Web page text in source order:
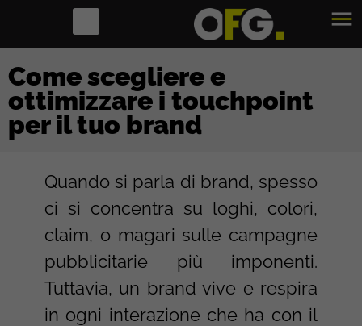
Come scegliere e
ottimizzare i touchpoint
per il tuo brand
Quando si parla di brand, spesso
ci si concentra su loghi, colori,
claim, o magari sulle campagne
pubblicitarie più imponenti.
Tuttavia, un brand vive e respira
in ogni interazione che ha con il